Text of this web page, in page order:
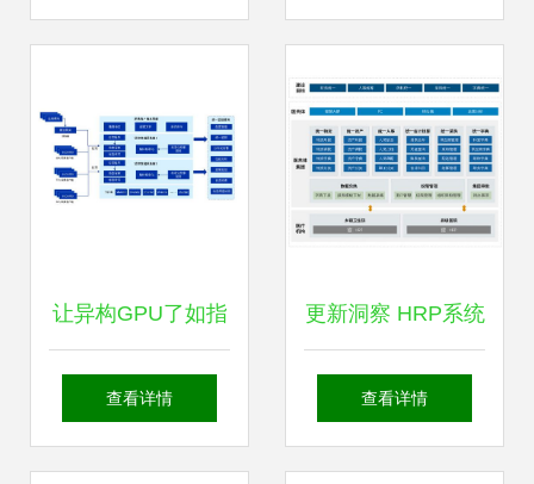
让异构GPU了如指
掌 浪潮云海
查看详情
更新洞察 HRP系统
市场现状与望海康
查看详情